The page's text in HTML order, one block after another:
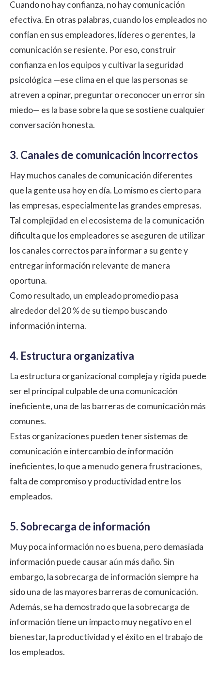
Cuando no hay confianza, no hay comunicación
efectiva. En otras palabras, cuando los empleados no
confían en sus empleadores, líderes o gerentes, la
comunicación se resiente. Por eso, construir
confianza en los equiposy cultivar la seguridad
psicológica —ese clima en el que las personas se
atreven a opinar, preguntar o reconocer un error sin
miedo— es la base sobre la que se sostiene cualquier
conversación honesta.
3. Canales de comunicación incorrectos
Hay muchos canales de comunicación diferentes
que la gente usa hoy en día. Lo mismo es cierto para
las empresas, especialmente las grandes empresas.
Tal complejidad en el ecosistema de la comunicación
dificulta que los empleadores se aseguren de utilizar
los canales correctos para informar a su gente y
entregar información relevante de manera
oportuna.
Como resultado, un empleado promedio pasa
alrededor del 20 % de su tiempobuscando
información interna.
4. Estructura organizativa
La estructura organizacional compleja y rígida puede
ser el principal culpable de una comunicación
ineficiente, una de las barreras de comunicación más
comunes.
Estas organizaciones pueden tener sistemas de
comunicación e intercambio de información
ineficientes, lo que a menudo genera frustraciones,
falta de compromiso y productividad entre los
empleados.
5. Sobrecarga de información
Muy poca información no es buena, pero demasiada
información puede causar aún más daño. Sin
embargo, la sobrecarga de información siempre ha
sido una de las mayores barreras de comunicación.
Además, se ha demostrado que la sobrecarga de
información tiene un impacto muy negativo en el
bienestar, la productividad y el éxito en el trabajo de
los empleados.